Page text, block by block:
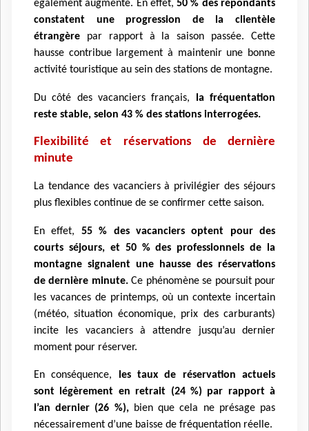
également augmenté. En effet,50 % des répondants
constatent une progression de la clientèle
étrangère par rapport à la saison passée. Cette
hausse contribue largement à maintenir une bonne
activité touristique au sein des stations de montagne.
Du côté des vacanciers français,
la fréquentation
reste stable, selon 43 % des stations interrogées.
Flexibilité et réservations de dernière
minute
La tendance des vacanciers à privilégier des séjours
plus flexibles continue de se confirmer cette saison.
En effet, 55 % des vacanciers optent pour des
courts séjours, et 50 % des professionnels de la
montagne signalent une hausse des réservations
de dernière minute.Ce phénomène se poursuit pour
les vacances de printemps, où un contexte incertain
(météo, situation économique, prix des carburants)
incite les vacanciers à attendre jusqu’au dernier
moment pour réserver.
En conséquence,
les taux de réservation actuels
sont légèrement en retrait (24 %) par rapport à
l’an dernier (26 %),bien que cela ne présage pas
nécessairement d’une baisse de fréquentation réelle.